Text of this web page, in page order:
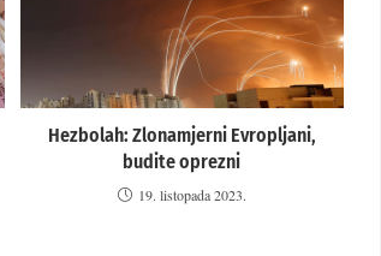
Hezbolah: Zlonamjerni Evropljani,
budite oprezni
19. listopada 2023.